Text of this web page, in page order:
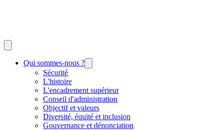
Qui sommes-nous ?
Sécurité
L'histoire
L'encadrement supérieur
Conseil d'administration
Objectif et valeurs
Diversité, équité et inclusion
Gouvernance et dénonciation